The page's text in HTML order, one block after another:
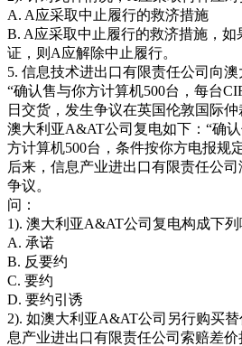
A. A应采取中止履行的救济措施
B. A应采取中止履行的救济措施，
证，则A应解除中止履行。
5. 信息技术进出口有限责任公司向
“确认售与你方计算机500台，每台
日交货，发生争议在英国伦敦国际仲
澳大利亚A&AT公司复电如下：“确
方计算机500台，条件按你方电报规
后来，信息产业进出口有限责任公
争议。
问：
1). 澳大利亚A&AT公司复电构成下列
A. 承诺
B. 反要约
C. 要约
D. 要约引诱
2). 如澳大利亚A&AT公司另行购买
息产业进出口有限责任公司索赔差价